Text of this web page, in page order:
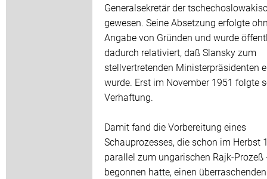
Generalsekretär der
gewesen. Seine Absetzung erfolgte
Angabe von Gründen und wurde
dadurch relativiert, daß Slansky zum
stellvertretenden Ministerpräsidenten
wurde. Erst im November 1951 folgte
Verhaftung.
Damit fand die Vorbereitung eines
Schauprozesses, die schon im Herbst
parallel zum ungarischen Rajk-Prozeß
begonnen hatte, einen überraschenden